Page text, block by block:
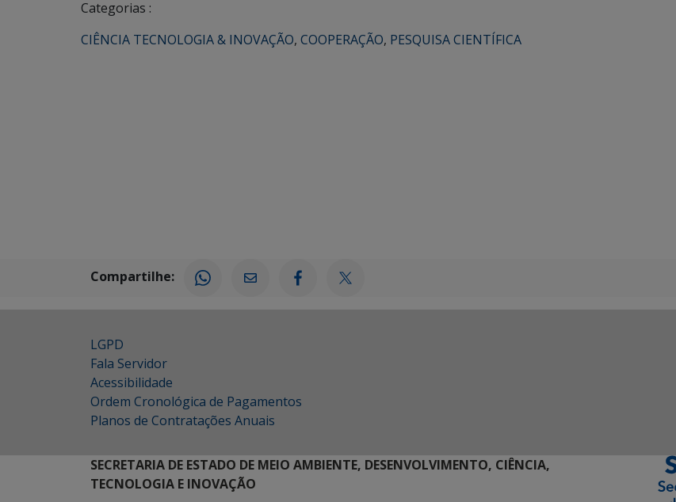
Categorias :
CIÊNCIA TECNOLOGIA & INOVAÇÃO, COOPERAÇÃO, PESQUISA CIENTÍFICA
Compartilhe:
LGPD
Fala Servidor
Acessibilidade
Ordem Cronológica de Pagamentos
Planos de Contratações Anuais
SECRETARIA DE ESTADO DE MEIO AMBIENTE, DESENVOLVIMENTO, CIÊNCIA,
TECNOLOGIA E INOVAÇÃO